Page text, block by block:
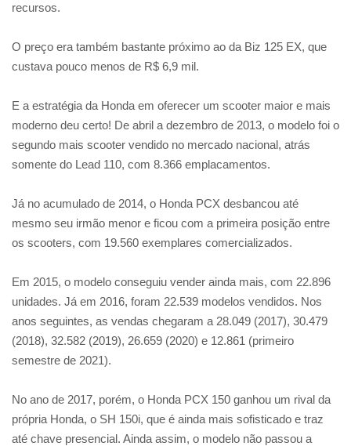
recursos.
O preço era também bastante próximo ao da Biz 125 EX, que
custava pouco menos de R$ 6,9 mil.
E a estratégia da Honda em oferecer um scooter maior e mais
moderno deu certo! De abril a dezembro de 2013, o modelo foi o
segundo mais scooter vendido no mercado nacional, atrás
somente do Lead 110, com 8.366 emplacamentos.
Já no acumulado de 2014, o Honda PCX desbancou até
mesmo seu irmão menor e ficou com a primeira posição entre
os scooters, com 19.560 exemplares comercializados.
Em 2015, o modelo conseguiu vender ainda mais, com 22.896
unidades. Já em 2016, foram 22.539 modelos vendidos. Nos
anos seguintes, as vendas chegaram a 28.049 (2017), 30.479
(2018), 32.582 (2019), 26.659 (2020) e 12.861 (primeiro
semestre de 2021).
No ano de 2017, porém, o Honda PCX 150 ganhou um rival da
própria Honda, o SH 150i, que é ainda mais sofisticado e traz
até chave presencial. Ainda assim, o modelo não passou a